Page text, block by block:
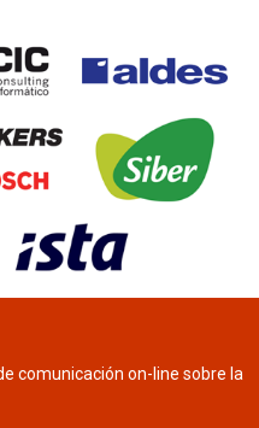
comunicación on-line sobre la